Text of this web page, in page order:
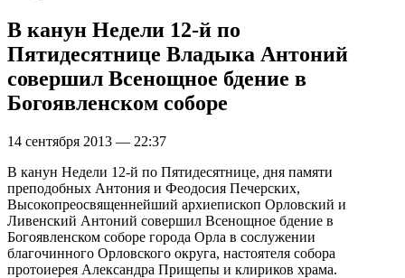
В канун Недели 12-й по
Пятидесятнице Владыка Антоний
совершил Всенощное бдение в
Богоявленском соборе
14 сентября 2013 — 22:37
В канун Недели 12-й по Пятидесятнице, дня памяти
преподобных Антония и Феодосия Печерских,
Высокопреосвященнейший архиепископ Орловский и
Ливенский Антоний совершил Всенощное бдение в
Богоявленском соборе города Орла в сослужении
благочинного Орловского округа, настоятеля собора
протоиерея Александра Прищепы и клириков храма.